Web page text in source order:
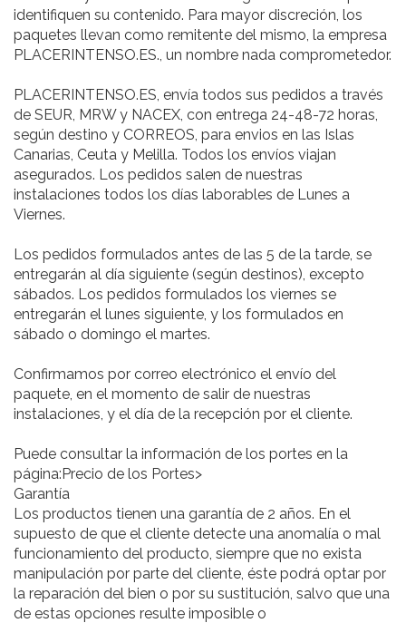
identifiquen su contenido. Para mayor discreción, los
paquetes llevan como remitente del mismo, la empresa
PLACERINTENSO.ES., un nombre nada comprometedor.
PLACERINTENSO.ES, envía todos sus pedidos a través
de SEUR, MRW y NACEX, con entrega 24-48-72 horas,
según destino y CORREOS, para envios en las Islas
Canarias, Ceuta y Melilla. Todos los envíos viajan
asegurados. Los pedidos salen de nuestras
instalaciones todos los días laborables de Lunes a
Viernes.
Los pedidos formulados antes de las 5 de la tarde, se
entregarán al día siguiente (según destinos), excepto
sábados. Los pedidos formulados los viernes se
entregarán el lunes siguiente, y los formulados en
sábado o domingo el martes.
Confirmamos por correo electrónico el envío del
paquete, en el momento de salir de nuestras
instalaciones, y el día de la recepción por el cliente.
Puede consultar la información de los portes en la
página:Precio de los Portes>
Garantía
Los productos tienen una garantía de 2 años. En el
supuesto de que el cliente detecte una anomalía o mal
funcionamiento del producto, siempre que no exista
manipulación por parte del cliente, éste podrá optar por
la reparación del bien o por su sustitución, salvo que una
de estas opciones resulte imposible o